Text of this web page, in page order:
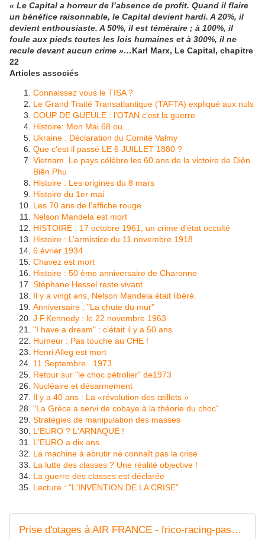
« Le Capital a horreur de l’absence de profit. Quand il flaire
un bénéfice raisonnable, le Capital devient hardi. A 20%, il
devient enthousiaste. A 50%, il est téméraire ; à 100%, il
foule aux pieds toutes les lois humaines et à 300%, il ne
recule devant aucun crime »…Karl Marx, Le Capital, chapitre
22
Articles associés
Connaissez vous le TISA ?
Le Grand Traité Transatlantique (TAFTA) expliqué aux nuls
COUP DE GUEULE : l'OTAN c'est la guerre
Histoire: Mon Mai 68 ou...
Ukraine : Déclaration du Comité Valmy
Que c'est il passé LE 6 JUILLET 1880 ?
Vietnam. Le pays célèbre les 60 ans de la victoire de Diên
Biên Phu
Histoire : Les origines du 8 mars
Histoire du 1er mai
Les 70 ans de l'affiche rouge
Nelson Mandela est mort
HISTOIRE : 17 octobre 1961, un crime d'état occulté
Histoire : L’armistice du 11 novembre 1918
6 évrier 1934
Chavez est mort
Histoire : 50 ème anniversaire de Charonne
Stéphane Hessel reste vivant
Il y a vingt ans, Nelson Mandela était libéré.
Anniversaire : "La chute du mur"
J F.Kennedy : le 22 novembre 1963
"I have a dream" : c'était il y a 50 ans
Humeur : Pas touche au CHE !
Henri Alleg est mort
11 Septembre...1973
Retour sur "le choc pétrolier" de1973
Nucléaire et désarmement
Il y a 40 ans : La «révolution des œillets »
"La Grèce a servi de cobaye à la théorie du choc"
Stratégies de manipulation des masses
L'EURO ? L'ARNAQUE !
L'EURO a dix ans
La machine à abrutir ne connaît pas la crise
La lutte des classes ? Une réalité objective !
La guerre des classes est déclarée
Lecture : "L'INVENTION DE LA CRISE"
Prise d'otages à AIR FRANCE - frico-racing-passion moto